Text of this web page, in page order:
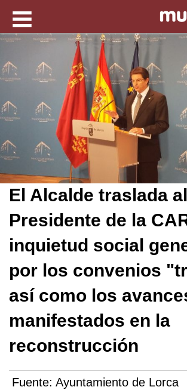
El Alcalde traslada al
Presidente de la
inquietud social
por los convenios
así como los
manifestados en la
reconstrucción
Fuente: Ayuntamiento de Lorca